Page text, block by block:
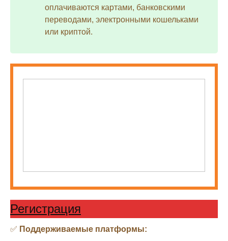
оплачиваются картами, банковскими
переводами, электронными кошельками
или криптой.
Регистрация
✅ Поддерживаемые платформы: